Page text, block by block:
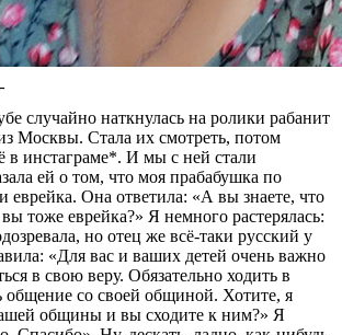
случайно наткнулась на ролики рабанит
Москвы. Стала их смотреть, потом
в инстаграме*. И мы с ней стали
ей о том, что моя прабабушка по
еврейка. Она ответила: «А вы знаете, что
тоже еврейка?» Я немного растерялась:
но отец же всё-таки русский у
«Для вас и ваших детей очень важно
в свою веру. Обязательно ходить в
общение со своей общиной. Хотите, я
общины и вы сходите к ним?» Я